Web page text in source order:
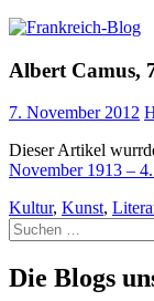
Albert Camus,
7. November 2012
Dieser Artikel
November 1913 –
Kultur, Kunst,
Suche
nach:
Die Blogs